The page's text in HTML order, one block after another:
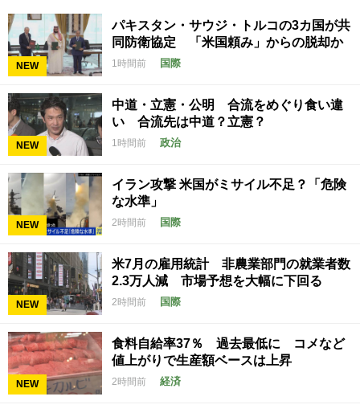
NEW
パキスタン・サウジ・トルコの3カ国が共
同防衛協定 「米国頼み」からの脱却か
1時間前 国際
NEW
中道・立憲・公明 合流をめぐり食い違
い 合流先は中道？立憲？
1時間前 政治
NEW
イラン攻撃 米国がミサイル不足？「危険
な水準」
2時間前 国際
NEW
米7月の雇用統計 非農業部門の就業者数
2.3万人減 市場予想を大幅に下回る
2時間前 国際
NEW
食料自給率37％ 過去最低に コメなど
値上がりで生産額ベースは上昇
2時間前 経済